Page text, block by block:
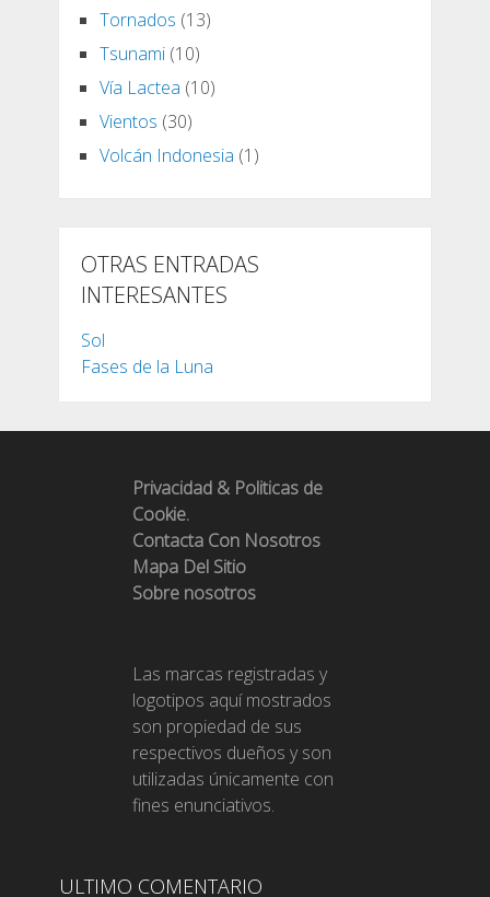
Tornados (13)
Tsunami(10)
Vía Lactea (10)
Vientos (30)
Volcán Indonesia (1)
OTRAS ENTRADAS
INTERESANTES
Sol
Fases de la Luna
Privacidad & Politicas de
Cookie.
Contacta Con Nosotros
Mapa Del Sitio
Sobre nosotros
Las marcas registradas y
logotipos aquí mostrados
son propiedad de sus
respectivos dueños y son
utilizadas únicamente con
fines enunciativos.
ULTIMO COMENTARIO